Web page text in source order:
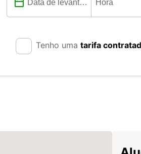
Tenho uma tarifa